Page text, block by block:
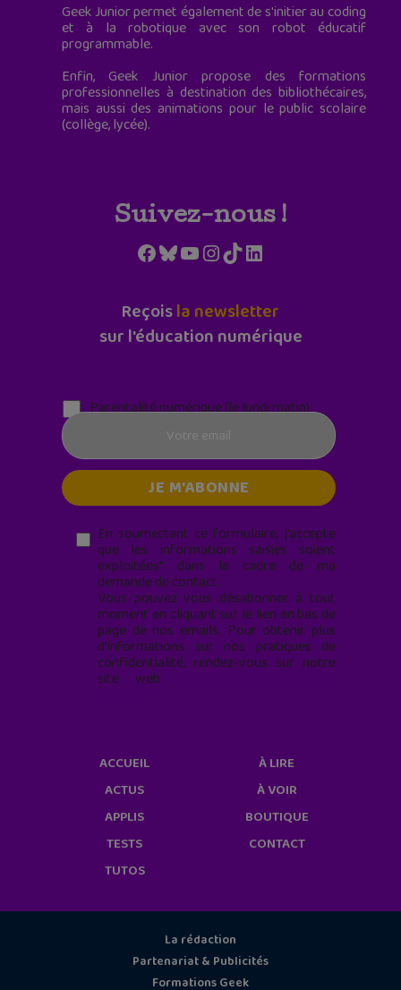
Geek Junior permet également de s'initier au coding
et à la robotique avec son robot éducatif
programmable.
Enfin, Geek Junior propose des formations
professionnelles à destination des bibliothécaires,
mais aussi des animations pour le public scolaire
(collège, lycée).
Suivez-nous !
Facebook
Bluesky
YouTube
Instagram
TikTokLinkedIn
Reçoisla newsletter
sur l'éducation numérique
Parentalité numérique (le lundi matin)
En soumettant ce formulaire, j’accepte
que les informations saisies soient
exploitées* dans le cadre de ma
demande de contact.
Vous pouvez vous désabonner à tout
moment en cliquant sur le lien en bas de
page de nos emails. Pour obtenir plus
d'informations sur nos pratiques de
confidentialité, rendez-vous sur notre
site web
ACCUEIL
ACTUS
APPLIS
TESTS
TUTOS
À LIRE
À VOIR
BOUTIQUE
CONTACT
La rédaction
Partenariat & Publicités
Formations Geek